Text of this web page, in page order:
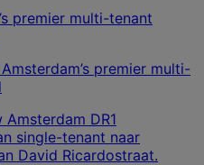
premier multi-
DR1
single-tenant naar
David Ricardostraat.